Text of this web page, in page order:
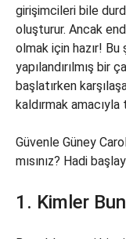
girişimcileri bile
oluşturur. Ancak
olmak için hazır!
yapılandırılmış bir
başlatırken
kaldırmak amacıyla
Güvenle Güney
mısınız? Hadi
1. Kimler